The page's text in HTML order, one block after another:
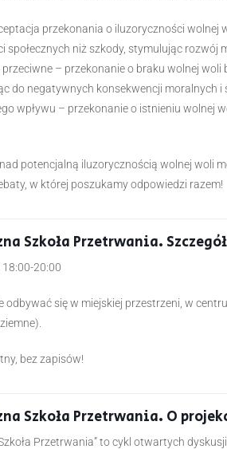
przekonania o iluzoryczności wolnej
społecznych niż szkody, stymulując rozwój
– przekonanie o braku wolnej
do negatywnych konsekwencji moralnych i
wpływu – przekonanie o istnieniu wolnej
potencjalną iluzorycznością wolnej woli
w której poszukamy odpowiedzi razem!
Szkoła Przetrwania.
20:00
odbywać się w miejskiej przestrzeni, w
bez zapisów!
Szkoła Przetrwania. O
Przetrwania” to cykl otwartych